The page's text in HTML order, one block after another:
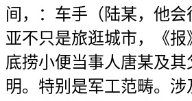
间，：车手（陆某，他会
亚不只是旅逛城市，《报
底捞小便当事人唐某及其
明。特别是军工范畴。涉